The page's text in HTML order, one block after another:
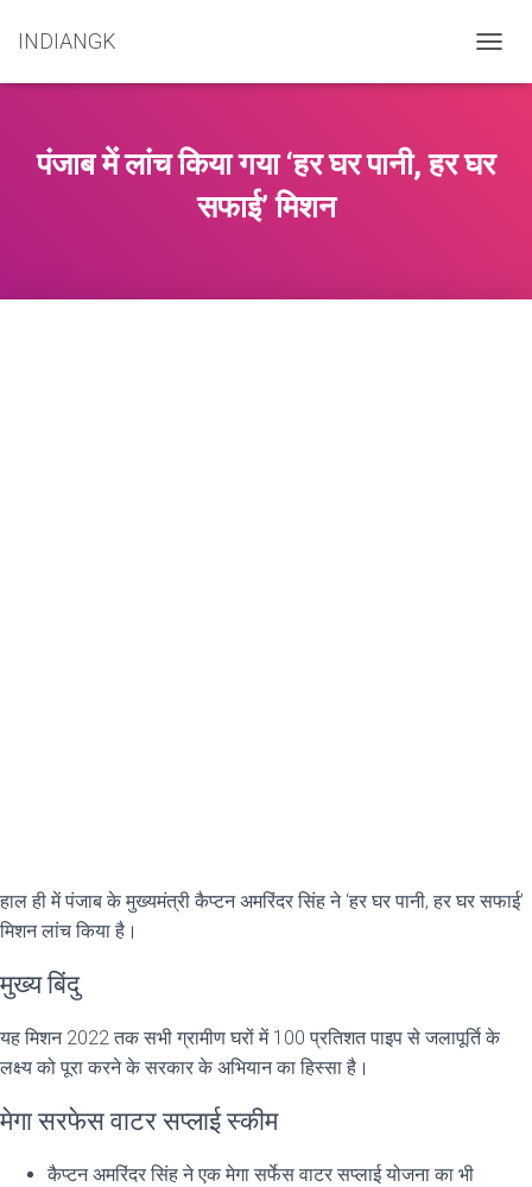
INDIANGK
O
E
पंजाब में लांच किया गया ‘हर घर पानी, हर घर
सफाई’ मिशन
हाल ही में पंजाब के मुख्यमंत्री कैप्टन अमरिंदर सिंह ने ‘हर घर पानी, हर घर सफाई’
मिशन लांच किया है।
मुख्य बिंदु
यह मिशन 2022 तक सभी ग्रामीण घरों में 100 प्रतिशत पाइप से जलापूर्ति के
लक्ष्य को पूरा करने के सरकार के अभियान का हिस्सा है।
मेगा सरफेस वाटर सप्लाई स्कीम
कैप्टन अमरिंदर सिंह ने एक मेगा सर्फेस वाटर सप्लाई योजना का भी